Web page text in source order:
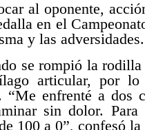
al oponente,
en el
y las adversidades.
se rompió la
articular, por
enfrenté a dos
sin dolor.
100 a 0”, confesó la